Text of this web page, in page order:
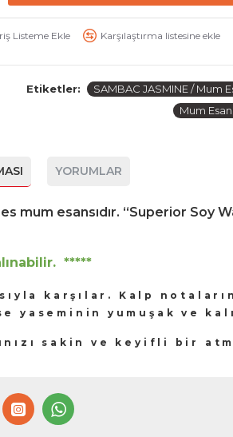
Listeme Ekle Karşılaştırma listesine ekle
Etiketler: SAMBAC JASMINE / Mum
Mum
YORUMLAR
mum esansıdır. “Superior
*****
karşılar. Kalp
yumuşak ve
sakin ve keyifli bir